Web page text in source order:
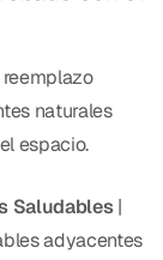
naturales
espacio.
Saludables|
adyacentes